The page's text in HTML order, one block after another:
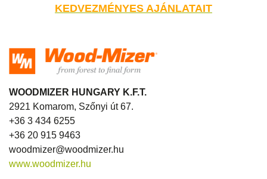
KEDVEZMÉNYES AJÁNLATAIT
WOODMIZER HUNGARY K.F.T.
2921 Komarom, Szőnyi út 67.
+36 3 434 6255
+36 20 915 9463
woodmizer@woodmizer.hu
www.woodmizer.hu